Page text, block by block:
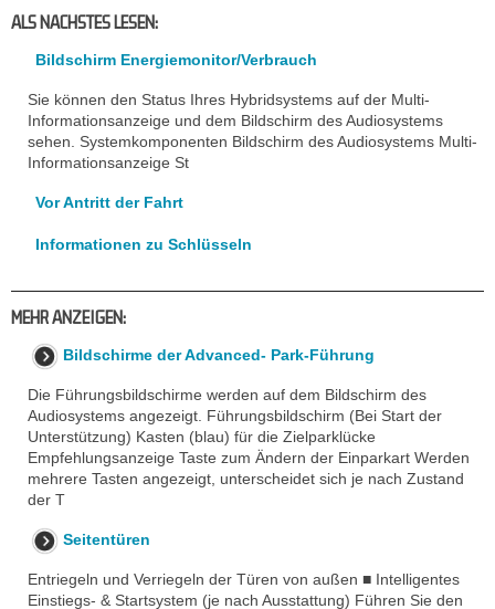
ALS NACHSTES LESEN:
Bildschirm Energiemonitor/Verbrauch
Sie können den Status Ihres Hybridsystems auf der Multi-
Informationsanzeige und dem Bildschirm des Audiosystems
sehen. Systemkomponenten Bildschirm des Audiosystems Multi-
Informationsanzeige St
Vor Antritt der Fahrt
Informationen zu Schlüsseln
MEHR ANZEIGEN:
Bildschirme der Advanced- Park-Führung
Die Führungsbildschirme werden auf dem Bildschirm des
Audiosystems angezeigt. Führungsbildschirm (Bei Start der
Unterstützung) Kasten (blau) für die Zielparklücke
Empfehlungsanzeige Taste zum Ändern der Einparkart Werden
mehrere Tasten angezeigt, unterscheidet sich je nach Zustand
der T
Seitentüren
Entriegeln und Verriegeln der Türen von außen ■ Intelligentes
Einstiegs- & Startsystem (je nach Ausstattung) Führen Sie den